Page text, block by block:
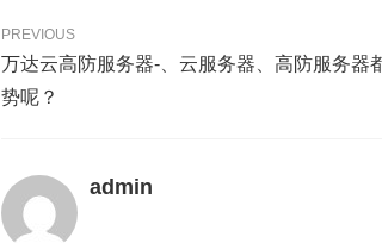
PREVIOUS
万达云高防服务器-、云服务器、高防服务器
势呢？
admin